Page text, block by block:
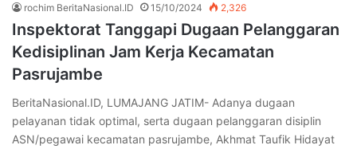
rochim BeritaNasional.ID 15/10/2024 2,326
Inspektorat Tanggapi Dugaan Pelanggaran
Kedisiplinan Jam Kerja Kecamatan
Pasrujambe
BeritaNasional.ID, LUMAJANG JATIM- Adanya dugaan
pelayanan tidak optimal, serta dugaan pelanggaran disiplin
ASN/pegawai kecamatan pasrujambe, Akhmat Taufik Hidayat